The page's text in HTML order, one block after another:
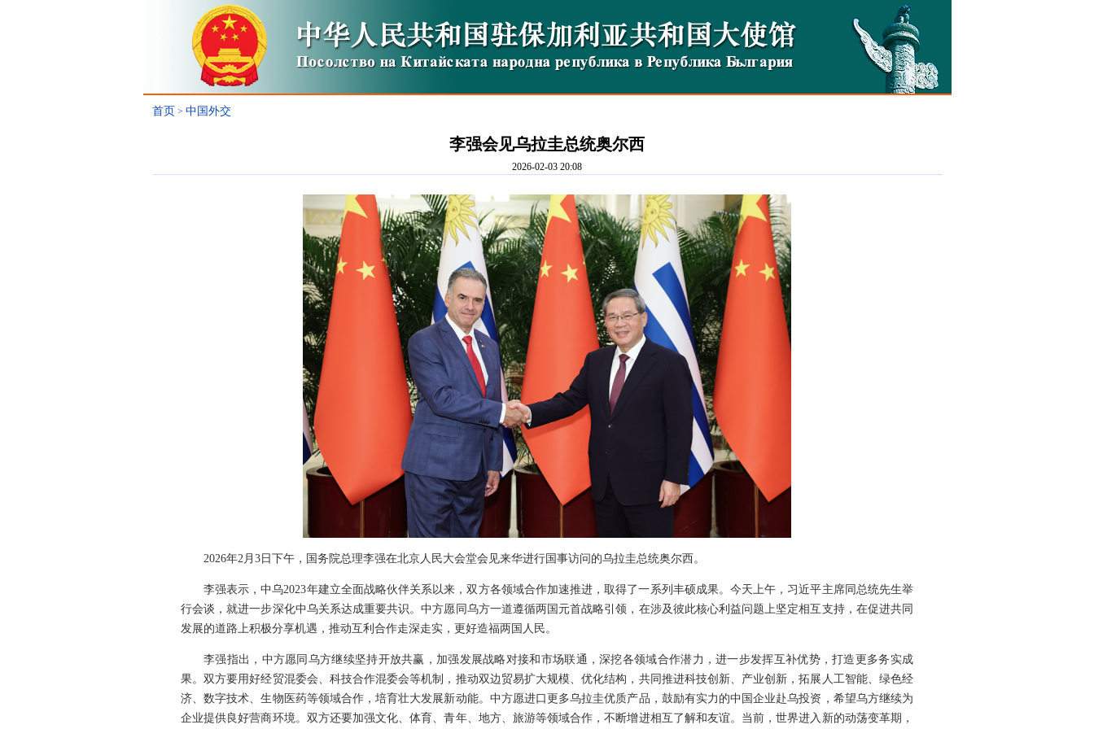
首页 > 中国外交
李强会见乌拉圭总统奥尔西
2026-02-03 20:08
2026年2月3日下午，国务院总理李强在北京人民大会堂会见来华进行国事访问的乌拉圭总统奥尔西。
李强表示，中乌2023年建立全面战略伙伴关系以来，双方各领域合作加速推进，取得了一系列丰硕成果。今天上午，习近平主席同总统先生举
行会谈，就进一步深化中乌关系达成重要共识。中方愿同乌方一道遵循两国元首战略引领，在涉及彼此核心利益问题上坚定相互支持，在促进共同
发展的道路上积极分享机遇，推动互利合作走深走实，更好造福两国人民。
李强指出，中方愿同乌方继续坚持开放共赢，加强发展战略对接和市场联通，深挖各领域合作潜力，进一步发挥互补优势，打造更多务实成
果。双方要用好经贸混委会、科技合作混委会等机制，推动双边贸易扩大规模、优化结构，共同推进科技创新、产业创新，拓展人工智能、绿色经
济、数字技术、生物医药等领域合作，培育壮大发展新动能。中方愿进口更多乌拉圭优质产品，鼓励有实力的中国企业赴乌投资，希望乌方继续为
企业提供良好营商环境。双方还要加强文化、体育、青年、地方、旅游等领域合作，不断增进相互了解和友谊。当前，世界进入新的动荡变革期，